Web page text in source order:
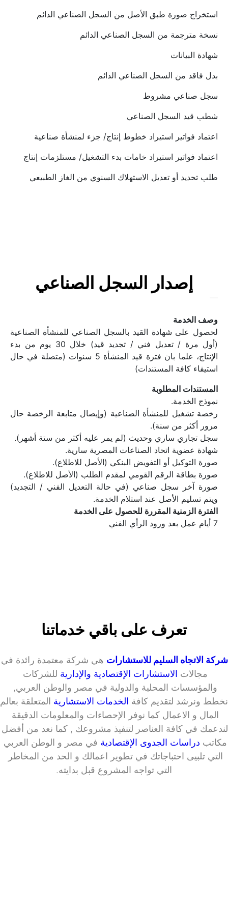
استخراج صورة طبق الأصل من السجل الصناعي الدائم
نسخة مترجمة من السجل الصناعي الدائم
شهادة البيانات
بدل فاقد من السجل الصناعي الدائم
سجل صناعي مشروط
شطب قيد السجل الصناعي
اعتماد فواتير استيراد خطوط إنتاج/ جزء لمنشأة صناعية
اعتماد فواتير استيراد خامات بدء التشغيل/ مستلزمات إنتاج
طلب تحديد أو تعديل الاستهلاك السنوي من الغاز الطبيعي
إصدار السجل الصناعي
وصف الخدمة
استيفاء كافة المستندات)
المستندات المطلوبة
نموذج الخدمة.
مرور أكثر من سنة).
سجل تجاري ساري وحديث (لم يمر عليه أكثر من ستة أشهر).
شهادة عضوية اتحاد الصناعات المصرية سارية.
صورة التوكيل أو التفويض البنكي (الأصل للاطلاع).
صورة بطاقة الرقم القومي لمقدم الطلب (الأصل للاطلاع).
ويتم تسليم الأصل عند استلام الخدمة.
الفترة الزمنية المقررة للحصول على الخدمة
7 أيام عمل بعد ورود الرأي الفني
تعرف على باقي خدماتنا
شركة الاتجاه السليم للاستشارات
مجالات الاستشارات الإقتصادية والإدارية
نخطط ونرشد لتقديم كافة الخدمات الاستشارية
مكاتب دراسات الجدوى الإقتصادية
التي تواجه المشروع قبل بدايته.